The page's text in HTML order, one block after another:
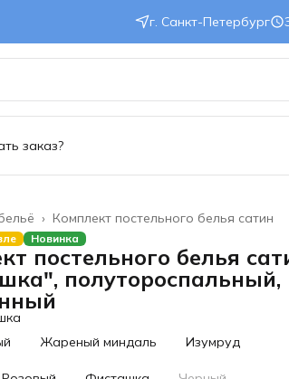
г. Санкт-Петербург
заказ?
Комплект постельного белья сатин
›
Новинка
постельного белья
полутороспальный,
Жареный миндаль Изумруд